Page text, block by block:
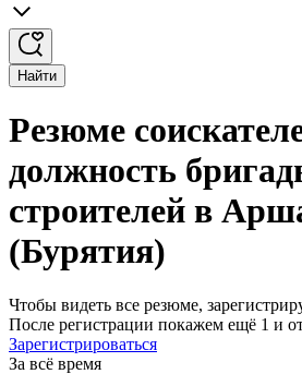
Найти
Резюме
должность
строителей в
(Бурятия)
Чтобы видеть все резюме,
После регистрации покажем ещё 1 и
Зарегистрироваться
За всё время